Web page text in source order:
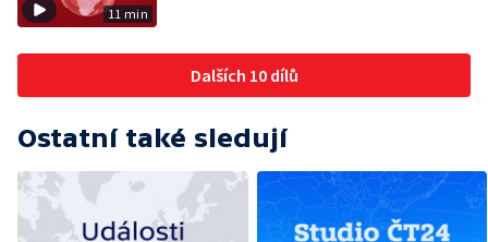
11 min
Dalších 10 dílů
Ostatní také sledují